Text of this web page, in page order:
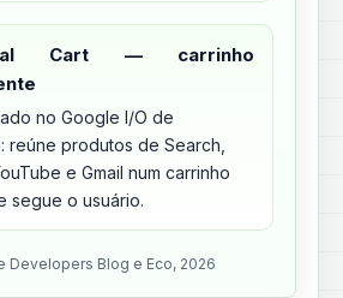
Cart — carrinho
no Google I/O de
reúne produtos de Search,
e Gmail num carrinho
segue o usuário.
Developers Blog e Eco, 2026